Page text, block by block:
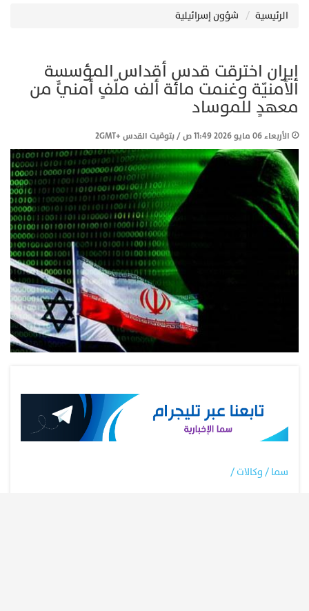
الرئيسية شؤون إسرائيلية
إيران اخترقت قدس أقداس المؤسسة
الأمنيّة وغنمت مائة ألف ملّفٍ أمنيٍّ من
معهدٍ للموساد
الأربعاء 06 مايو 2026 11:49 ص / بتوقيت القدس +2GMT
سما / وكالات /